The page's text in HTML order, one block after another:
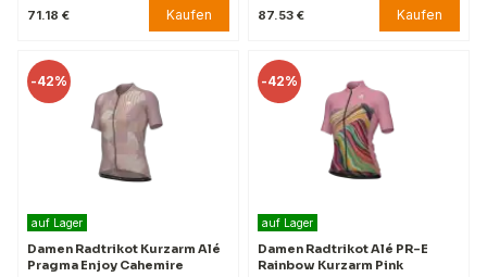
71.18 € Kaufen 87.53 € Kaufen
-42%
auf Lager
Damen Radtrikot Kurzarm Alé
Pragma Enjoy Cahemire
-42%
auf Lager
Damen Radtrikot Alé PR-E
Rainbow Kurzarm Pink